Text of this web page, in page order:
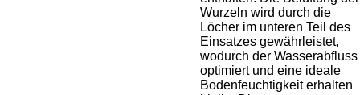
Wurzeln wird durch die
Löcher im unteren Teil des
Einsatzes gewährleistet,
wodurch der Wasserabfluss
optimiert und eine ideale
Bodenfeuchtigkeit erhalten